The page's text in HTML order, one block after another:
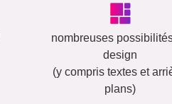
nombreuses
design
(y compris textes et
plans)